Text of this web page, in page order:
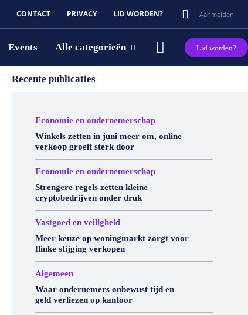
CONTACT PRIVACY LID WORDEN? Aanmelden
Events Alle categorieën Lid worden?
Recente publicaties
Economie en ondernemerschap
Winkels zetten in juni meer om, online
verkoop groeit sterk door
Economie en ondernemerschap
Strengere regels zetten kleine
cryptobedrijven onder druk
Vastgoed en veiligheid
Meer keuze op woningmarkt zorgt voor
flinke stijging verkopen
Algemeen
Waar ondernemers onbewust tijd en
geld verliezen op kantoor